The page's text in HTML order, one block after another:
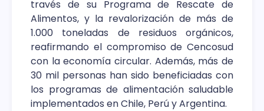
través de su Programa de Rescate de
Alimentos, y la revalorización de más de
1.000 toneladas de residuos orgánicos,
reafirmando el compromiso de Cencosud
con la economía circular. Además, más de
30 mil personas han sido beneficiadas con
los programas de alimentación saludable
implementados en Chile, Perú y Argentina.